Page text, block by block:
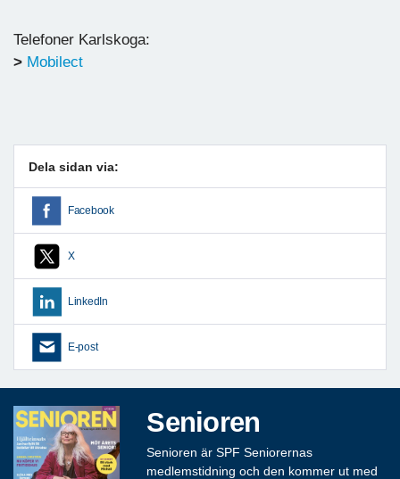
Telefoner Karlskoga:
> Mobilect
Dela sidan via:
Facebook
X
LinkedIn
E-post
Senioren
Senioren är SPF Seniorernas
medlemstidning och den kommer ut med